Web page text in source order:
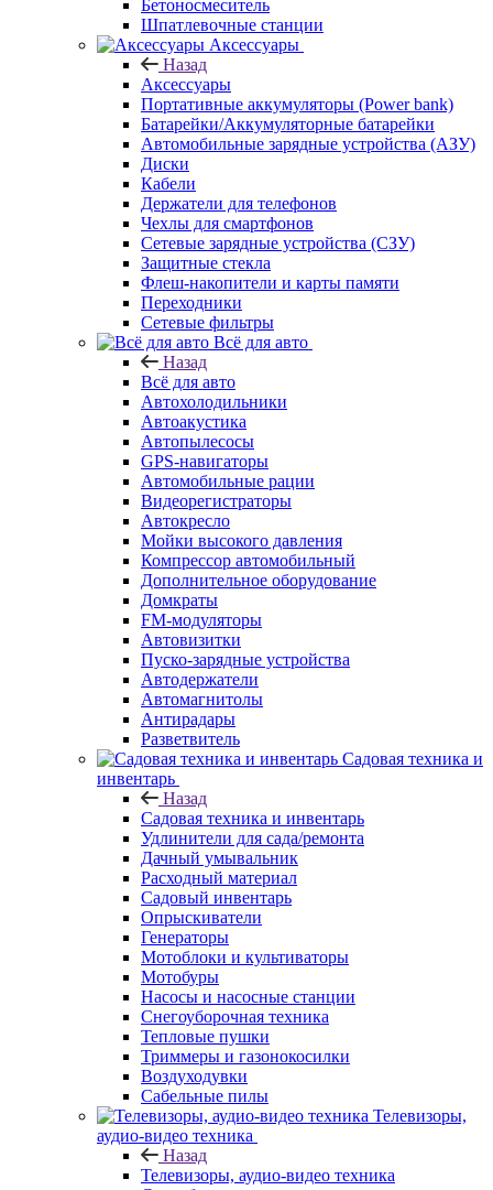
Бетоносмеситель
Шпатлевочные станции
Аксессуары
Назад
Аксессуары
Портативные аккумуляторы (Power bank)
Батарейки/Аккумуляторные батарейки
Автомобильные зарядные устройства (АЗУ)
Диски
Кабели
Держатели для телефонов
Чехлы для смартфонов
Сетевые зарядные устройства (СЗУ)
Защитные стекла
Флеш-накопители и карты памяти
Переходники
Сетевые фильтры
Всё для авто
Назад
Всё для авто
Автохолодильники
Автоакустика
Автопылесосы
GPS-навигаторы
Автомобильные рации
Видеорегистраторы
Автокресло
Мойки высокого давления
Компрессор автомобильный
Дополнительное оборудование
Домкраты
FM-модуляторы
Автовизитки
Пуско-зарядные устройства
Автодержатели
Автомагнитолы
Антирадары
Разветвитель
Садовая техника и
инвентарь
Назад
Садовая техника и инвентарь
Удлинители для сада/ремонта
Дачный умывальник
Расходный материал
Садовый инвентарь
Опрыскиватели
Генераторы
Мотоблоки и культиваторы
Мотобуры
Насосы и насосные станции
Снегоуборочная техника
Тепловые пушки
Триммеры и газонокосилки
Воздуходувки
Сабельные пилы
Телевизоры,
аудио-видео техника
Назад
Телевизоры, аудио-видео техника